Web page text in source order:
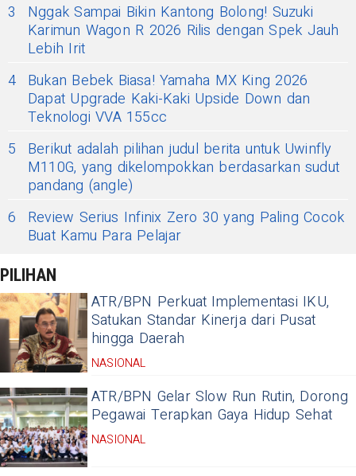
3
Nggak Sampai Bikin Kantong Bolong! Suzuki
Karimun Wagon R 2026 Rilis dengan Spek Jauh
Lebih Irit
4 Bukan Bebek Biasa! Yamaha MX King 2026
Dapat Upgrade Kaki-Kaki Upside Down dan
Teknologi VVA 155cc
5
Berikut adalah pilihan judul berita untuk Uwinfly
M110G, yang dikelompokkan berdasarkan sudut
pandang (angle)
6
Review Serius Infinix Zero 30 yang Paling Cocok
Buat Kamu Para Pelajar
PILIHAN
ATR/BPN Perkuat Implementasi IKU,
Satukan Standar Kinerja dari Pusat
hingga Daerah
NASIONAL
ATR/BPN Gelar Slow Run Rutin, Dorong
Pegawai Terapkan Gaya Hidup Sehat
NASIONAL